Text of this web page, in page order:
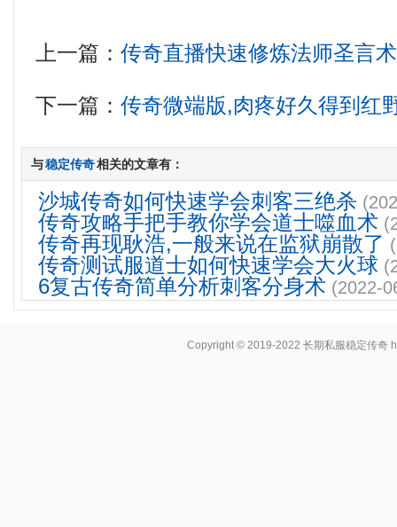
上一篇：传奇直播快速修炼法师圣言术
下一篇：传奇微端版,肉疼好久得到红
与稳定传奇相关的文章有：
沙城传奇如何快速学会刺客三绝杀
传奇攻略手把手教你学会道士噬血术
传奇再现耿浩,一般来说在监狱崩散了
传奇测试服道士如何快速学会大火球
6复古传奇简单分析刺客分身术 (2022-
Copyright © 2019-2022长期私服稳定传奇